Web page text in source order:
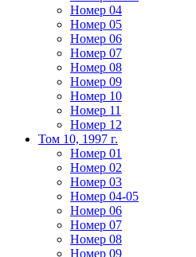
Номер 04
Номер 05
Номер 06
Номер 07
Номер 08
Номер 09
Номер 10
Номер 11
Номер 12
Том 10, 1997 г.
Номер 01
Номер 02
Номер 03
Номер 04-05
Номер 06
Номер 07
Номер 08
Номер 09